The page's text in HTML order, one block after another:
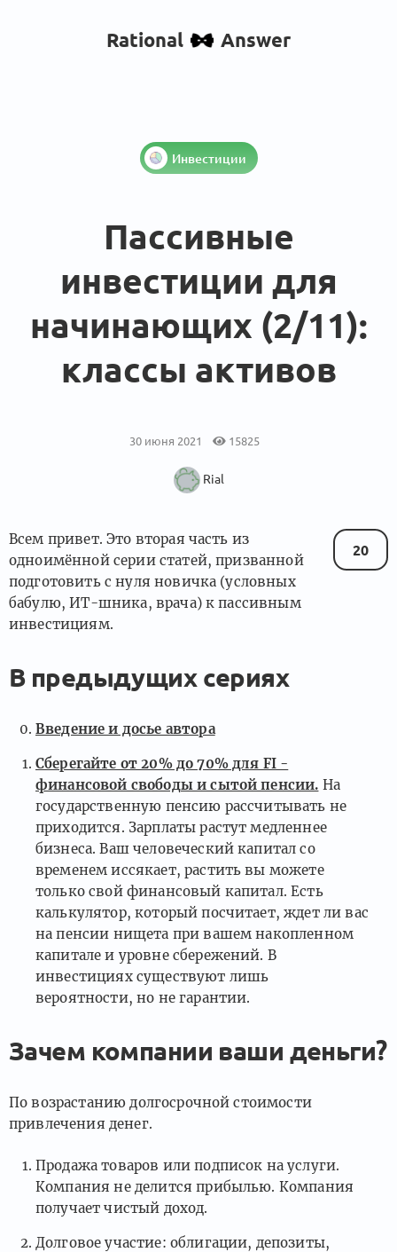
Rational Answer
Инвестиции
Пассивные
инвестиции для
начинающих (2/11):
классы активов
30 июня 2021 15825
Rial
20
Всем привет. Это вторая часть из
одноимённой серии статей, призванной
подготовить с нуля новичка (условных
бабулю, ИТ-шника, врача) к пассивным
инвестициям.
В предыдущих сериях
Введение и досье автора
Сберегайте от 20% до 70% для FI -
финансовой свободы и сытой пенсии. На
государственную пенсию рассчитывать не
приходится. Зарплаты растут медленнее
бизнеса. Ваш человеческий капитал со
временем иссякает, растить вы можете
только свой финансовый капитал. Есть
калькулятор, который посчитает, ждет ли вас
на пенсии нищета при вашем накопленном
капитале и уровне сбережений. В
инвестициях существуют лишь
вероятности, но не гарантии.
Зачем компании ваши деньги?
По возрастанию долгосрочной стоимости
привлечения денег.
Продажа товаров или подписок на услуги.
Компания не делится прибылью. Компания
получает чистый доход.
Долговое участие: облигации, депозиты,